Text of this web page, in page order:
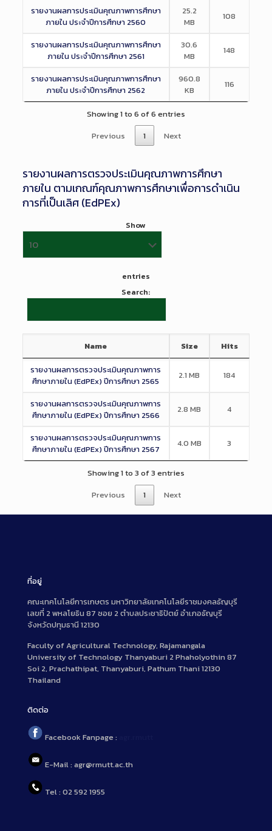
รายงานผลการประเมินคุณภาพการศึกษา
ภายใน ประจำปีการศึกษา 2560
25.2
MB
108
รายงานผลการประเมินคุณภาพการศึกษา
ภายใน ประจำปีการศึกษา 2561
30.6
MB
148
รายงานผลการประเมินคุณภาพการศึกษา
ภายใน ประจำปีการศึกษา 2562
960.8
KB
116
Showing 1 to 6 of 6 entries
Previous
1 Next
รายงานผลการตรวจประเมินคุณภาพการศึกษา
ภายใน ตามเกณฑ์คุณภาพการศึกษาเพื่อการดำเนิน
การที่เป็นเลิศ (EdPEx)
Show
entries
Search:
Name Size Hits
รายงานผลการตรวจประเมินคุณภาพการ
ศึกษาภายใน (EdPEx) ปีการศึกษา 2565
2.1 MB 184
รายงานผลการตรวจประเมินคุณภาพการ
ศึกษาภายใน (EdPEx) ปีการศึกษา 2566
2.8 MB 4
รายงานผลการตรวจประเมินคุณภาพการ
ศึกษาภายใน (EdPEx) ปีการศึกษา 2567
4.0 MB 3
Showing 1 to 3 of 3 entries
Previous
1 Next
ที่อยู่
คณะเทคโนโลยีการเกษตร มหาวิทยาลัยเทคโนโลยีราชมงคลธัญบุรี
เลขที่ 2 พหลโยธิน 87 ซอย 2 ตำบลประชาธิปัตย์ อำเภอธัญบุรี
จังหวัดปทุมธานี 12130
Faculty of Agricultural Technology, Rajamangala
University of Technology Thanyaburi 2 Phaholyothin 87
Soi 2, Prachathipat, Thanyaburi, Pathum Thani 12130
Thailand
ติดต่อ
Facebook Fanpage :
E-Mail : agr@rmutt.ac.th
Tel : 02 592 1955